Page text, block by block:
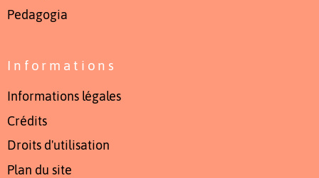
Pedagogia
Informations
Informations légales
Crédits
Droits d'utilisation
Plan du site